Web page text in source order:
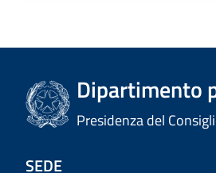
Dipartimento
Presidenza del
SEDE